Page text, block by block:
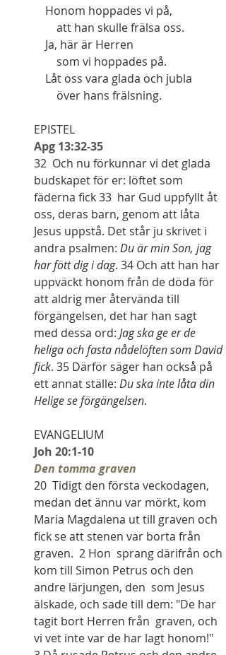
    Honom hoppades vi på,
        att han skulle frälsa oss.
    Ja, här är Herren
        som vi hoppades på.
    Låt oss vara glada och jubla
        över hans frälsning.
EPISTEL
Apg 13:32-35
32  Och nu förkunnar vi det glada
budskapet för er: löftet som
fäderna fick 33  har Gud uppfyllt åt
oss, deras barn, genom att låta
Jesus uppstå. Det står ju skrivet i
andra psalmen: Du är min Son, jag
har fött dig i dag. 34 Och att han har
uppväckt honom från de döda för
att aldrig mer återvända till
förgängelsen, det har han sagt
med dessa ord: Jag ska ge er de
heliga och fasta nådelöften som David
fick. 35 Därför säger han också på
ett annat ställe: Du ska inte låta din
Helige se förgängelsen.
EVANGELIUM
Joh 20:1-10
Den tomma graven
20  Tidigt den första veckodagen,
medan det ännu var mörkt, kom
Maria Magdalena ut till graven och
fick se att stenen var borta från
graven.  2 Hon  sprang därifrån och
kom till Simon Petrus och den
andre lärjungen, den  som Jesus
älskade, och sade till dem: "De har
tagit bort Herren från  graven, och
vi vet inte var de har lagt honom!"